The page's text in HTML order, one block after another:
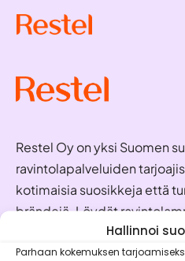
Hallinnoi
Parhaan kokemuksen
Restel Oy on yksi Suomen
ravintolapalveluiden
kotimaisia suosikkeja että
brändejä. Löydät
valmiina palvelemaan juuri